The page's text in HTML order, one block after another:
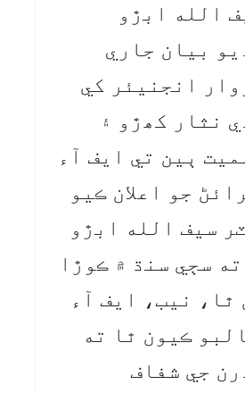
الله ابڙو
بيان جاري
انجنيئر کي
نثار کھڙو ۽
ٻين تي ايف آء
جو اعلان ڪيو
سيف الله ابڙو
سڄي سنڌ ۾ ڪوڙا
ٿا، نيب، ايف آء
ڪيون ٿا ته
جي شفاف